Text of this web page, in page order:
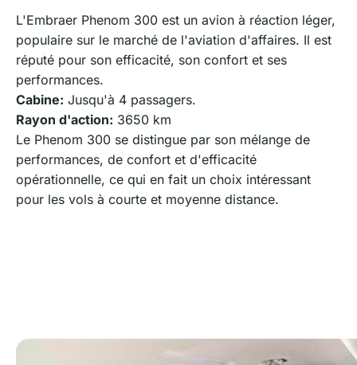
L'Embraer Phenom 300 est un avion à réaction léger,
populaire sur le marché de l'aviation d'affaires. Il est
réputé pour son efficacité, son confort et ses
performances.
Cabine: Jusqu'à 4 passagers.
Rayon d'action: 3650 km
Le Phenom 300 se distingue par son mélange de
performances, de confort et d'efficacité
opérationnelle, ce qui en fait un choix intéressant
pour les vols à courte et moyenne distance.